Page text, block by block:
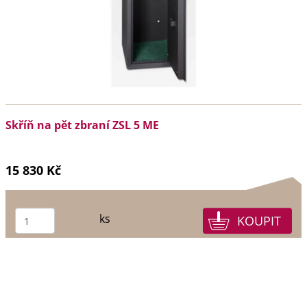
Skříň na pět zbraní ZSL 5 ME
15 830 Kč
ks